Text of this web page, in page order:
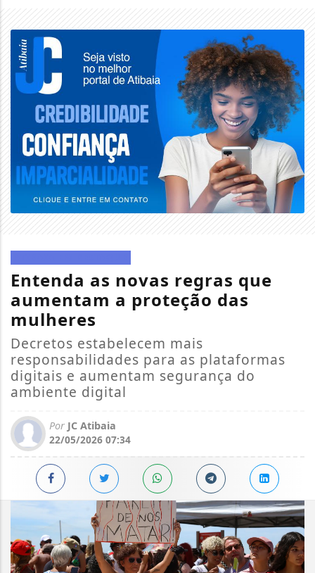
Entenda as novas regras que
aumentam a proteção das
mulheres
Decretos estabelecem mais
responsabilidades para as plataformas
digitais e aumentam segurança do
ambiente digital
Por JC Atibaia
22/05/2026 07:34